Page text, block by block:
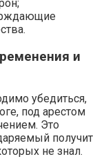
и
убедиться,
под арестом
Это
получит
не знал.